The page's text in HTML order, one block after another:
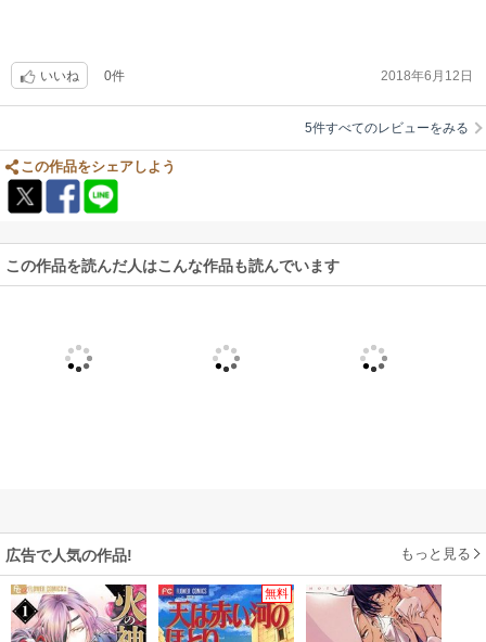
いいね 0件 2018年6月12日
5件すべてのレビューをみる
この作品をシェアしよう
この作品を読んだ人はこんな作品も読んでいます
広告で人気の作品! もっと見る
無料